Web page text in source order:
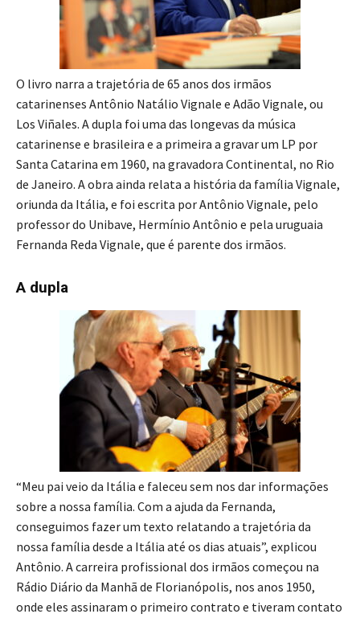
O livro narra a trajetória de 65 anos dos irmãos
catarinenses Antônio Natálio Vignale e Adão Vignale, ou
Los Viñales. A dupla foi uma das longevas da música
catarinense e brasileira e a primeira a gravar um LP por
Santa Catarina em 1960, na gravadora Continental, no Rio
de Janeiro. A obra ainda relata a história da família Vignale,
oriunda da Itália, e foi escrita por Antônio Vignale, pelo
professor do Unibave, Hermínio Antônio e pela uruguaia
Fernanda Reda Vignale, que é parente dos irmãos.
A dupla
“Meu pai veio da Itália e faleceu sem nos dar informações
sobre a nossa família. Com a ajuda da Fernanda,
conseguimos fazer um texto relatando a trajetória da
nossa família desde a Itália até os dias atuais”, explicou
Antônio. A carreira profissional dos irmãos começou na
Rádio Diário da Manhã de Florianópolis, nos anos 1950,
onde eles assinaram o primeiro contrato e tiveram contato